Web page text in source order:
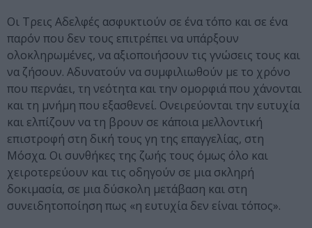
Οι Τρεις Αδελφές ασφυκτιούν σε ένα τόπο και σε ένα
παρόν που δεν τους επιτρέπει να υπάρξουν
ολοκληρωμένες, να αξιοποιήσουν τις γνώσεις τους και
να ζήσουν. Αδυνατούν να συμφιλιωθούν με το χρόνο
που περνάει, τη νεότητα και την ομορφιά που χάνονται
και τη μνήμη που εξασθενεί. Ονειρεύονται την ευτυχία
και ελπίζουν να τη βρουν σε κάποια μελλοντική
επιστροφή στη δική τους γη της επαγγελίας, στη
Μόσχα. Οι συνθήκες της ζωής τους όμως όλο και
χειροτερεύουν και τις οδηγούν σε μια σκληρή
δοκιμασία, σε μια δύσκολη μετάβαση και στη
συνειδητοποίηση πως «η ευτυχία δεν είναι τόπος».